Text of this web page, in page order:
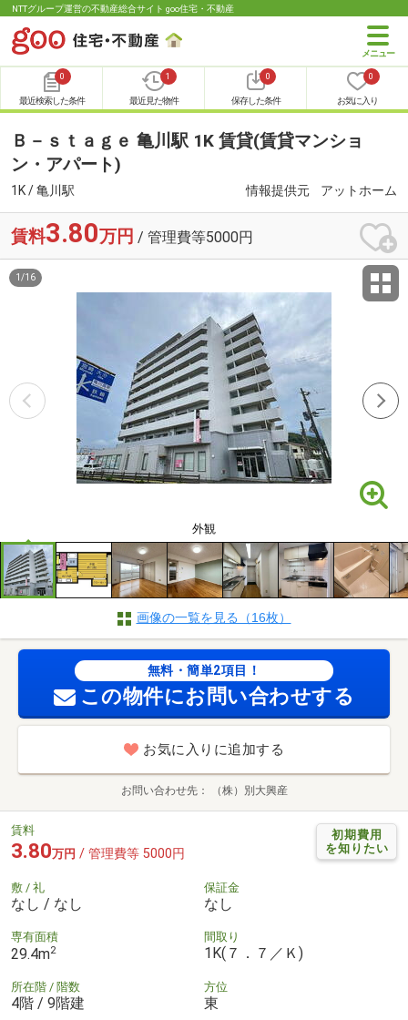
NTTグループ運営の不動産総合サイト goo住宅・不動産
0
最近検索した条件
1
最近見た物件
0
保存した条件
0
お気に入り
Ｂ－ｓｔａｇｅ 亀川駅 1K 賃貸(賃貸マンショ
ン・アパート)
1K / 亀川駅 情報提供元 アットホーム
賃料3.80万円 / 管理費等5000円
外観
1 /16
画像の一覧を見る（16枚）
無料・簡単2項目！
この物件にお問い合わせする
お気に入りに追加する
お問い合わせ先 （株）別大興産
初期費用
を知りたい
賃料
3.80万円 / 管理費等 5000円
敷 / 礼
なし / なし
保証金
なし
専有面積
29.4m2
間取り
1K(７．７／Ｋ)
所在階 / 階数
4階 / 9階建
方位
東